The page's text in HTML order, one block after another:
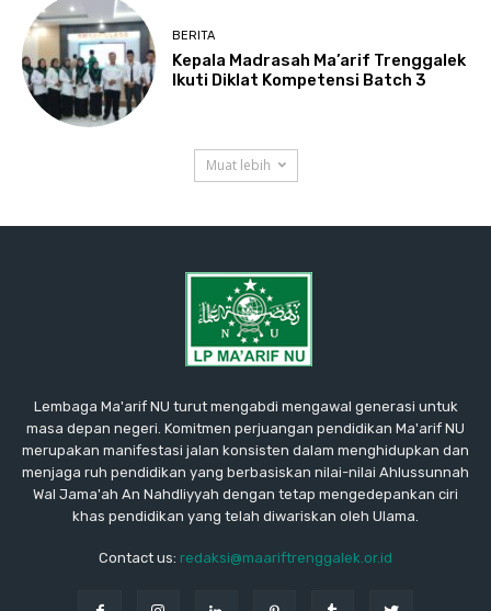
BERITA
Kepala Madrasah Ma’arif Trenggalek
Ikuti Diklat Kompetensi Batch 3
Muat lebih
Lembaga Ma'arif NU turut mengabdi mengawal generasi untuk
masa depan negeri. Komitmen perjuangan pendidikan Ma'arif NU
merupakan manifestasi jalan konsisten dalam menghidupkan dan
menjaga ruh pendidikan yang berbasiskan nilai-nilai Ahlussunnah
Wal Jama'ah An Nahdliyyah dengan tetap mengedepankan ciri
khas pendidikan yang telah diwariskan oleh Ulama.
Contact us: redaksi@maariftrenggalek.or.id